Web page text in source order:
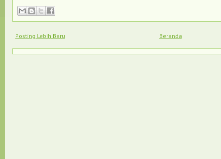
Posting Lebih Baru Beranda